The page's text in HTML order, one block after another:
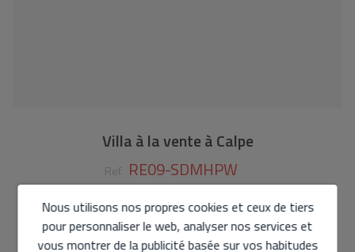
Villa à la vente à Calpe
Ref. RE09-SDMHPW
1.135.000 €
190 m2 1.000 m2 3 4
Nous utilisons nos propres cookies et ceux de tiers
pour personnaliser le web, analyser nos services et
vous montrer de la publicité basée sur vos habitudes